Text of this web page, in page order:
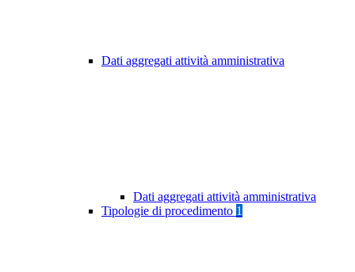
Dati aggregati attività amministrativa
Dati aggregati attività amministrativa
Tipologie di procedimento 1